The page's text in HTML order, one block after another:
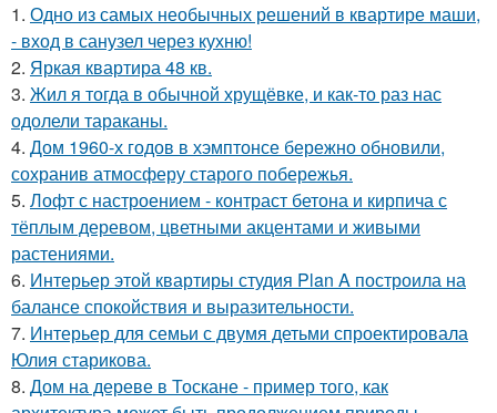
1. Одно из самых необычных решений в квартире маши,
- вход в санузел через кухню!
2. Яркая квартира 48 кв.
3. Жил я тогда в обычной хрущёвке, и как-то раз нас
одолели тараканы.
4. Дом 1960-х годов в хэмптонсе бережно обновили,
сохранив атмосферу старого побережья.
5. Лофт с настроением - контраст бетона и кирпича с
тёплым деревом, цветными акцентами и живыми
растениями.
6. Интерьер этой квартиры студия Plan A построила на
балансе спокойствия и выразительности.
7. Интерьер для семьи с двумя детьми спроектировала
Юлия старикова.
8. Дом на дереве в Тоскане - пример того, как